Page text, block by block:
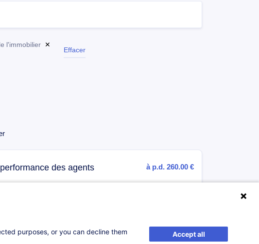
l'immobilier ✕
Effacer
des agents
à p.d. 260.00 €
purposes, or you can decline them
Accept all